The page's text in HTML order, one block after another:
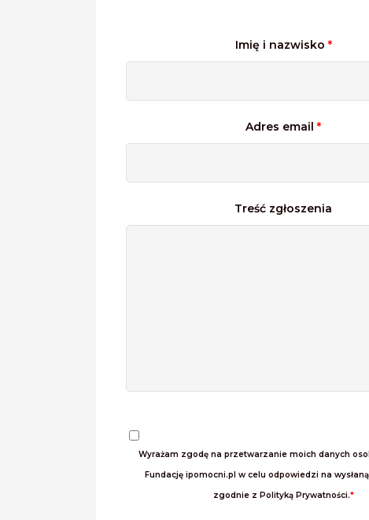
Imię i nazwisko *
Adres email *
Treść zgłoszenia
Wyrażam zgodę na przetwarzanie moich danych
Fundację ipomocni.pl w celu odpowiedzi na
zgodnie z Polityką Prywatności.*